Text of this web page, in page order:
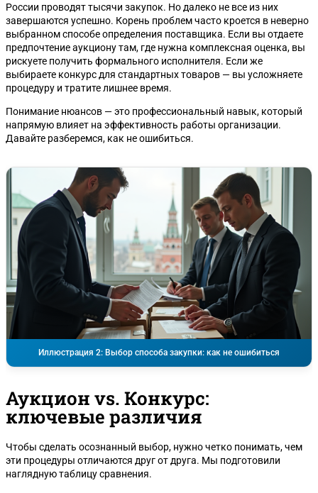
России проводят тысячи закупок. Но далеко не все из них
завершаются успешно. Корень проблем часто кроется в неверно
выбранном способе определения поставщика. Если вы отдаете
предпочтение аукциону там, где нужна комплексная оценка, вы
рискуете получить формального исполнителя. Если же
выбираете конкурс для стандартных товаров — вы усложняете
процедуру и тратите лишнее время.
Понимание нюансов — это профессиональный навык, который
напрямую влияет на эффективность работы организации.
Давайте разберемся, как не ошибиться.
Иллюстрация 2: Выбор способа закупки: как не ошибиться
Аукцион vs. Конкурс:
ключевые различия
Чтобы сделать осознанный выбор, нужно четко понимать, чем
эти процедуры отличаются друг от друга. Мы подготовили
наглядную таблицу сравнения.